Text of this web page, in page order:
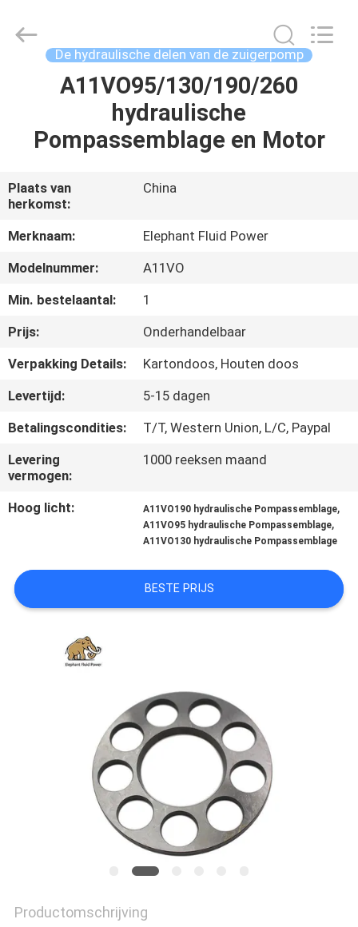
PRODUCTEN
ONGEVEER
ONS
FABRIEKSREIS
CONTACTEER
ONS
GEVALLEN
PRIVACY
Fluid
Power
De hydraulische delen van de zuigerpomp
A11VO95/130/190/260
hydraulische
Pompassemblage en Motor
Plaats van
herkomst:
China
Merknaam:
Elephant Fluid Power
Modelnummer:
A11VO
Min. bestelaantal:
1
Prijs:
Onderhandelbaar
Verpakking Details:
Kartondoos, Houten doos
Levertijd:
5-15 dagen
Betalingscondities:
T/T, Western Union, L/C, Paypal
Levering
vermogen:
1000 reeksen maand
Hoog licht: A11VO190 hydraulische Pompassemblage,
A11VO95 hydraulische Pompassemblage,
A11VO130 hydraulische Pompassemblage
BESTE PRIJS
Productomschrijving